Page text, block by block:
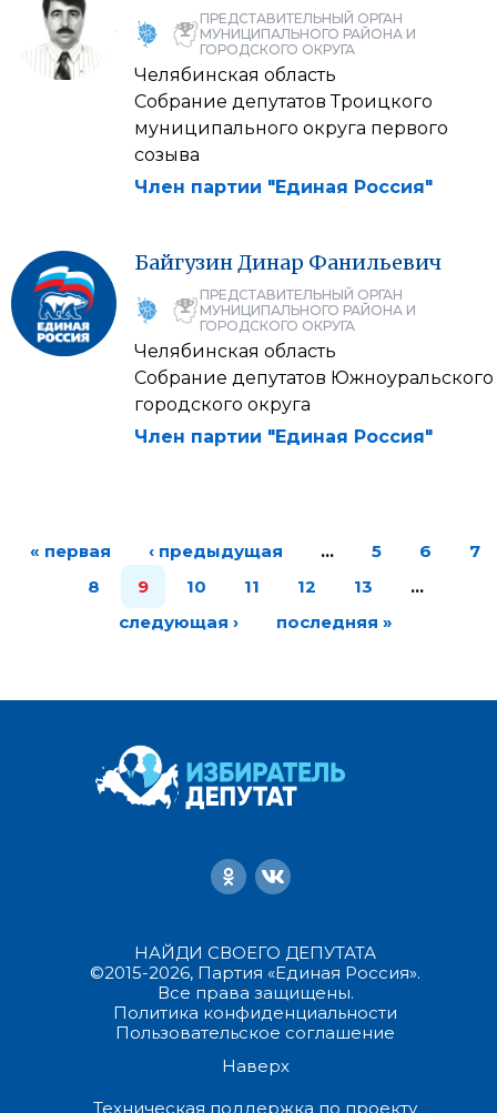
ПРЕДСТАВИТЕЛЬНЫЙ ОРГАН
МУНИЦИПАЛЬНОГО РАЙОНА И
ГОРОДСКОГО ОКРУГА
Челябинская область
Собрание депутатов Троицкого
муниципального округа первого
созыва
Член партии "Единая Россия"
БайгузинДинар Фанильевич
ПРЕДСТАВИТЕЛЬНЫЙ ОРГАН
МУНИЦИПАЛЬНОГО РАЙОНА И
ГОРОДСКОГО ОКРУГА
Челябинская область
Собрание депутатов Южноуральского
городского округа
Член партии "Единая Россия"
« первая ‹ предыдущая … 5 6
7
8
9 10 11 12 13
…
следующая ›
последняя »
НАЙДИ СВОЕГО ДЕПУТАТА
©2015-2026, Партия «Единая Россия».
Все права защищены.
Политика конфиденциальности
Пользовательское соглашение
Наверх
Техническая поддержка по проекту